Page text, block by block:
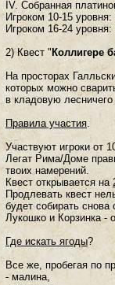
IV. Собранная
Игроком 10-15
Игроком 16-24
2) Квест " Коллигере
На просторах
которых можно
в кладовую
Правила участия.
Участвуют игроки от
Легат Рима/Доме
твоих намерений.
Квест открывается на
Продлевать квест
будет собирать
Лукошко и Корзинка -
Где искать ягоды?
Все же, пробегая по
- малина,